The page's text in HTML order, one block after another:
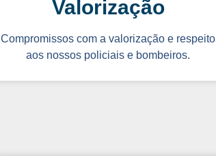
Valorização
Compromissos com a valorização e respeito
aos nossos policiais e bombeiros.